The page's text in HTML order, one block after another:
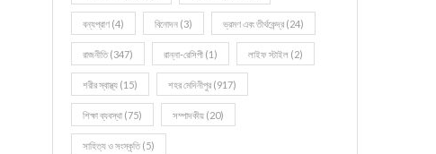
বন্যপ্রাণ (4) বিনোদন (3) ভ্রমণ এবং তীর্থকেন্দ্র (24)
রাজনীতি(347) রান্না-রেসিপী (1) লাইফ স্টাইল (2)
শরীর স্বাস্থ্য (15) শহর মেদিনীপুর (917)
শিক্ষা ব্যবস্থা (75) সম্পাদকীয় (20)
সাহিত্য ও সংস্কৃতি(5)